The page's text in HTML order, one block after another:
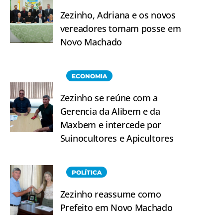
Zezinho, Adriana e os novos
vereadores tomam posse em
Novo Machado
ECONOMIA
Zezinho se reúne com a
Gerencia da Alibem e da
Maxbem e intercede por
Suinocultores e Apicultores
POLÍTICA
Zezinho reassume como
Prefeito em Novo Machado